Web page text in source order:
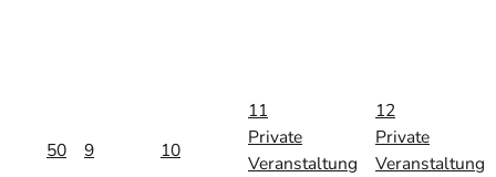
50 9 10
11
Private
Veranstaltung
12
Private
Veranstaltung